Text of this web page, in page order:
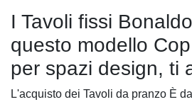
I Tavoli fissi
questo modello
per spazi design, ti
L'acquisto dei Tavoli da pranzo È